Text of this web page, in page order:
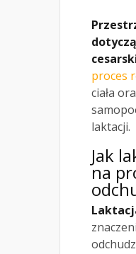
proces
ciała
laktacji.
Jak
na